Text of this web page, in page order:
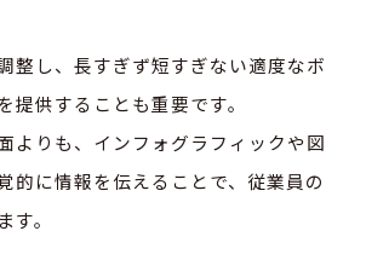
整し、長すぎず短すぎない適度なボ
提供することも重要です。
よりも、インフォグラフィックや図
的に情報を伝えることで、従業員の
す。